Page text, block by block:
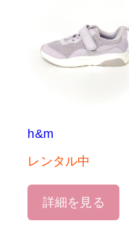
h&m
レンタル中
詳細を見る